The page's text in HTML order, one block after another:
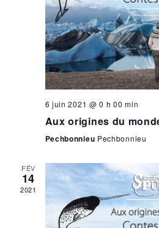
6 juin 2021 @ 0 h 00 min
Aux origines du
Pechbonnieu Pechbonnieu
FÉV
14
2021